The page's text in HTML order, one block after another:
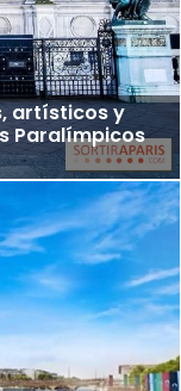
artísticos y
Paralímpicos